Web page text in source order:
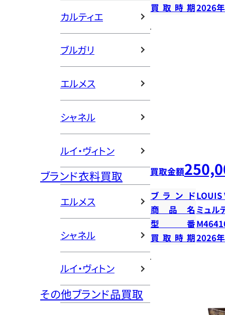
カルティエ
ブルガリ
エルメス
シャネル
ルイ・ヴィトン
ブランド衣料買取
エルメス
シャネル
ルイ・ヴィトン
その他ブランド品買取
買取時期2026
買取金額
ブランドLOUIS
商品名 ミュル
型番
買取時期2026